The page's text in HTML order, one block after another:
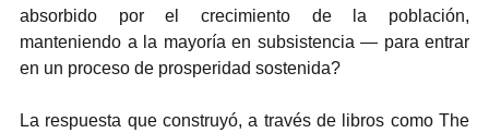
absorbido por el crecimiento de la población,
manteniendo a la mayoría en subsistencia — para entrar
en un proceso de prosperidad sostenida?
La respuesta que construyó, a través de libros como The